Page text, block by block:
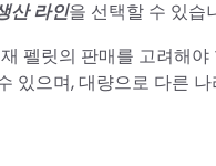
산 라인을 선택할 수 있습
펠릿의 판매를 고려해
있으며, 대량으로 다른